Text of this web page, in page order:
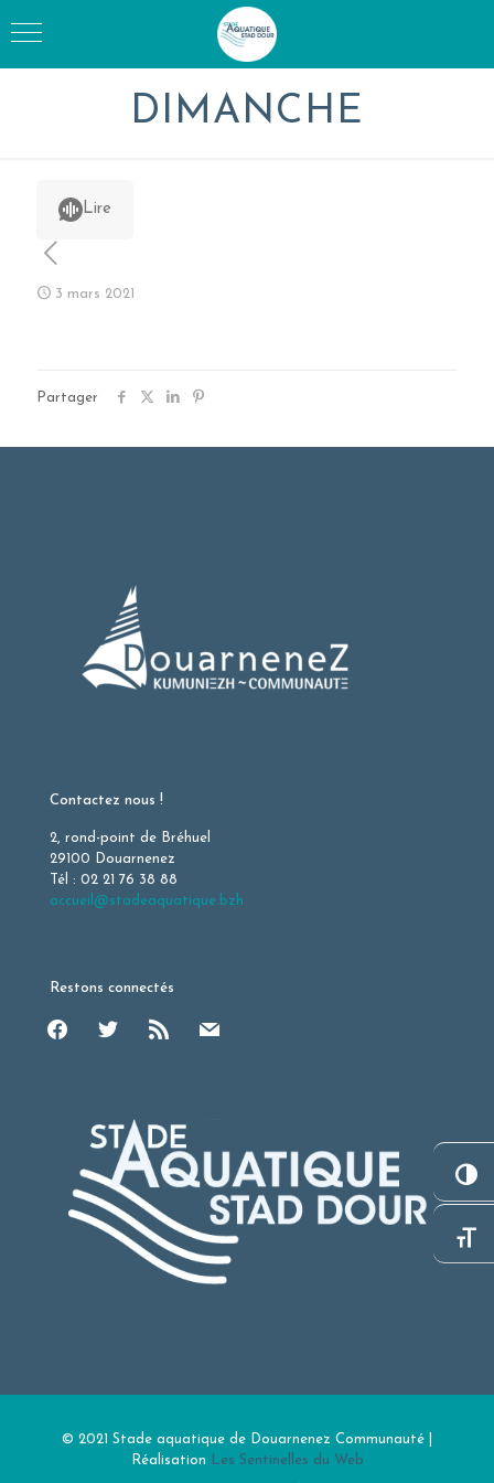
DIMANCHE
Lire
3 mars 2021
Partager
Contactez nous !
2, rond-point de Bréhuel
29100 Douarnenez
Tél : 02 21 76 38 88
accueil@stadeaquatique.bzh
Restons connectés
facebooktwitter rss mail
© 2021 Stade aquatique de Douarnenez Communauté |
Réalisation
Les Sentinelles du Web